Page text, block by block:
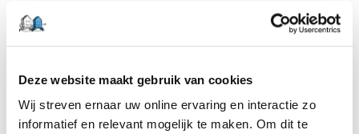
Deze website maakt gebruik van cookies
Wij streven ernaar uw online ervaring en interactie zo
informatief en relevant mogelijk te maken. Om dit te
Ook onderhoud krijgt nadrukkelijk aandacht. De Aw
deed in 2025 onderzoek naar integriteit in de
een stijging van meldingen rond fraude en mogelijke
integriteitsschendingen bij onderhoudsprojecten.